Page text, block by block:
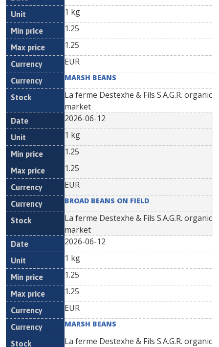
1 kg
1.25
1.25
EUR
MARSH BEANS
La ferme Destexhe & Fils S.A.G.R. organic
market
2026-06-12
1 kg
1.25
1.25
EUR
BROAD BEANS ON FIELD
La ferme Destexhe & Fils S.A.G.R. organic
market
2026-06-12
1 kg
1.25
1.25
EUR
MARSH BEANS
La ferme Destexhe & Fils S.A.G.R. organic